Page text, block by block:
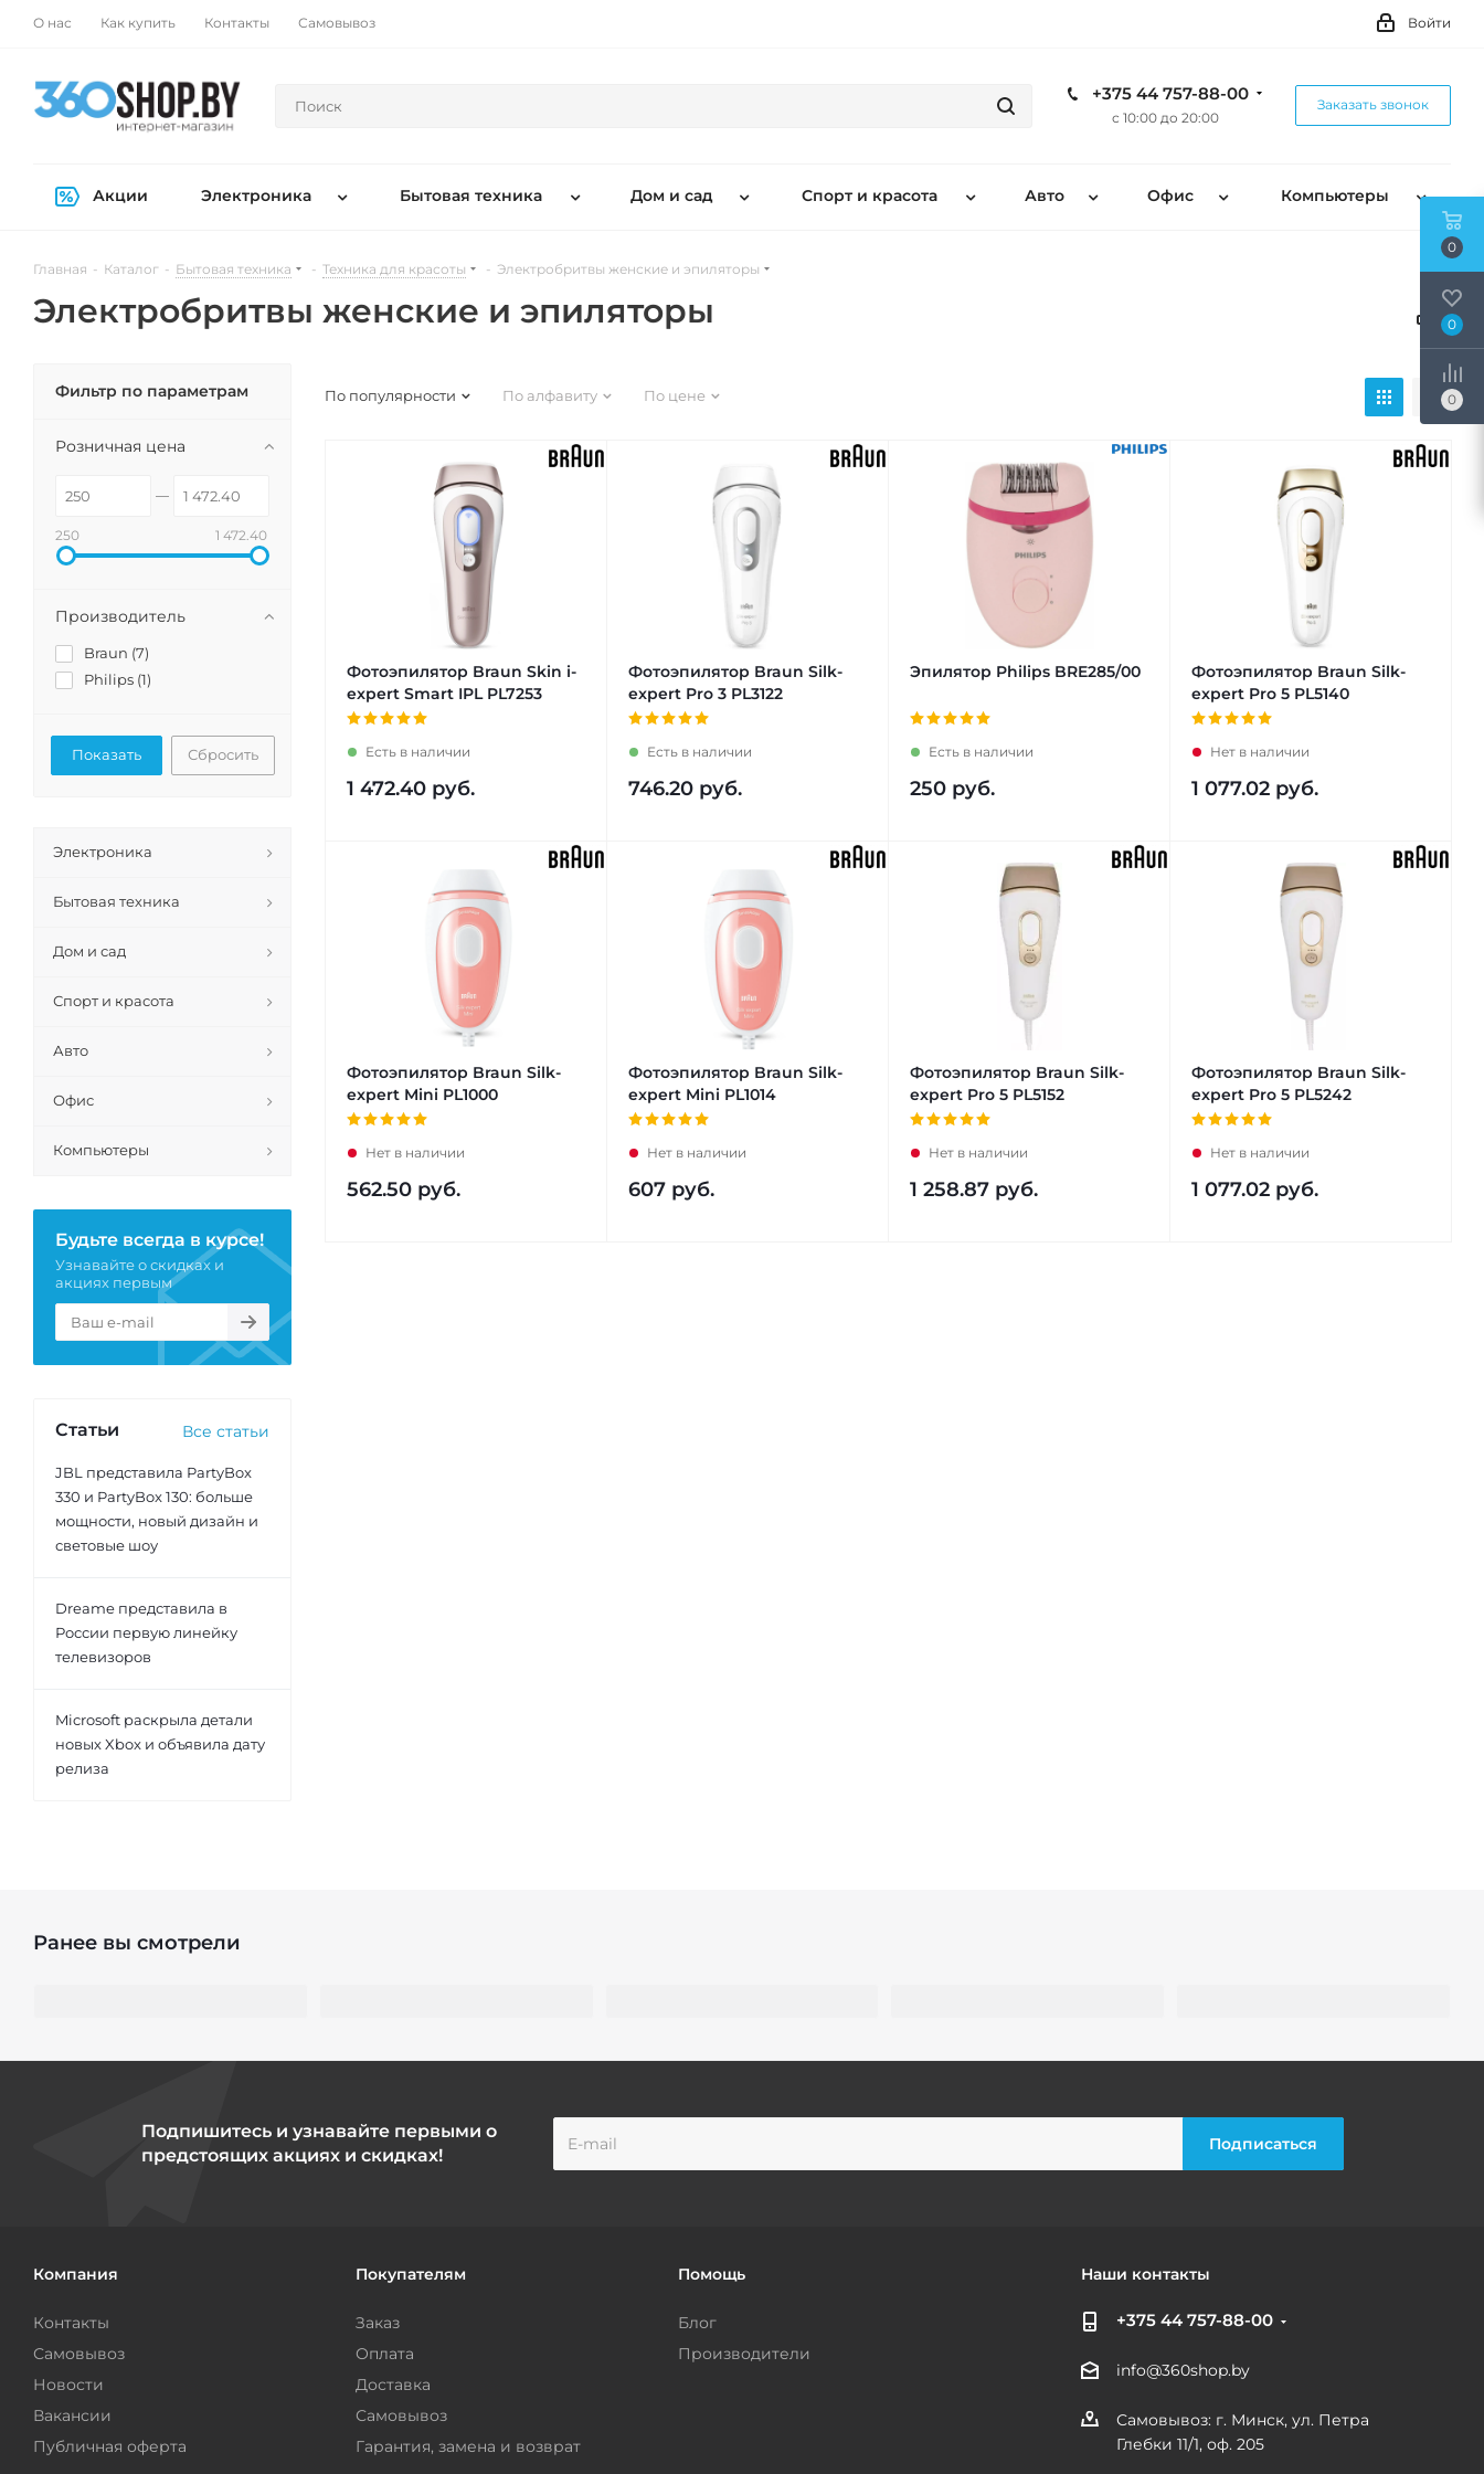
О нас Как купить Контакты Самовывоз Войти
+375 44 757-88-00
с 10:00 до 20:00
Заказать звонок
Акции Электроника Бытовая техника Дом и сад Спорт и красота Авто Офис Компьютеры
Главная - Каталог - Бытовая техника - Техника для красоты - Электробритвы женские и эпиляторы
Электробритвы женские и эпиляторы
По популярности По алфавиту По цене
Фотоэпилятор Braun Skin i-
expert Smart IPL PL7253
Есть в наличии
1 472.40 руб.
Фотоэпилятор Braun Silk-
expert Pro 3 PL3122
Есть в наличии
746.20 руб.
Эпилятор Philips BRE285/00
Есть в наличии
250 руб.
Фотоэпилятор Braun Silk-
expert Pro 5 PL5140
Нет в наличии
1 077.02 руб.
Фотоэпилятор Braun Silk-
expert Mini PL1000
Нет в наличии
562.50 руб.
Фотоэпилятор Braun Silk-
expert Mini PL1014
Нет в наличии
607 руб.
Фотоэпилятор Braun Silk-
expert Pro 5 PL5152
Нет в наличии
1 258.87 руб.
Фотоэпилятор Braun Silk-
expert Pro 5 PL5242
Нет в наличии
1 077.02 руб.
Фильтр по параметрам
Розничная цена
250 1 472.40
Производитель
Braun (7)
Philips (1)
Сбросить
Электроника
Бытовая техника
Дом и сад
Спорт и красота
Авто
Офис
Компьютеры
Будьте всегда в курсе!
Узнавайте о скидках и
акциях первым
Статьи Все статьи
JBL представила PartyBox
330 и PartyBox 130: больше
мощности, новый дизайн и
световые шоу
Dreame представила в
России первую линейку
телевизоров
Microsoft раскрыла детали
новых Xbox и объявила дату
релиза
Ранее вы смотрели
Подпишитесь и узнавайте первыми о
предстоящих акциях и скидках!
Компания
Контакты
Самовывоз
Новости
Вакансии
Публичная оферта
Покупателям
Заказ
Оплата
Доставка
Самовывоз
Гарантия, замена и возврат
Помощь
Блог
Производители
Наши контакты
+375 44 757-88-00
info@360shop.by
Самовывоз: г. Минск, ул. Петра
Глебки 11/1, оф. 205
0
0
0